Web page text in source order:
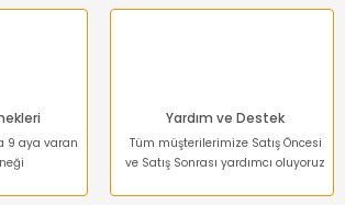
9 aya varan
Yardım ve Destek
Tüm müşterilerimize Satış Öncesi
ve Satış Sonrası yardımcı oluyoruz